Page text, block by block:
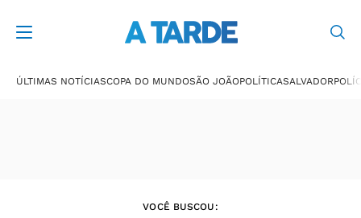
ÚLTIMAS NOTÍCIASCOPA DO MUNDOSÃO JOÃOPOLÍTICASALVADOR
VOCÊ BUSCOU: